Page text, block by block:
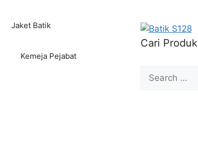
Jaket Batik
Kemeja Pejabat
Cari Produk
Search
for: